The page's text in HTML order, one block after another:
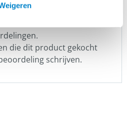
die dit product gekocht
schrijven.